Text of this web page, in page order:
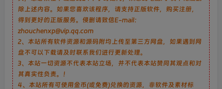
除上述内容。如果您喜欢该程序，请支持正版软件，购买注册，
得到更好的正版服务。侵删请致信E-mail：
zhouchenxp@vip.qq.com
2、本站所有软件资源和源码附均上传至第三方网盘，如果遇到网
盘不可以下载请及时联系我们进行更新处理。
3、本站一切资源不代表本站立场，并不代表本站赞同其观点和对
其真实性负责。！
4、本站所有可使用金币(或免费)兑换的资源，非软件及素材标